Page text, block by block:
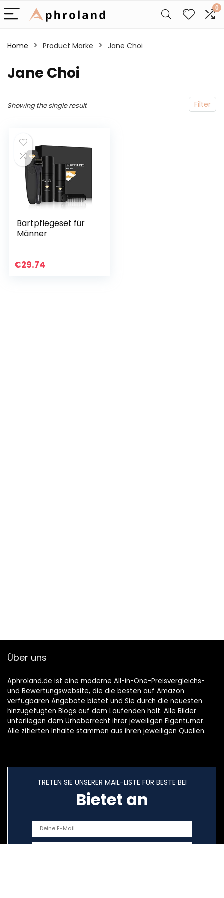
0
Home Product Marke ‎Jane Choi
‎Jane Choi
Filter
Showing the single result
Bartpflegeset für
Männer
€29.74
Über uns
Aphroland.de ist eine moderne All-in-One-Preisvergleichs-
und Bewertungswebsite, die die besten auf Amazon
verfügbaren Angebote bietet und Sie durch die neuesten
hinzugefügten Blogs auf dem Laufenden hält. Alle Bilder
unterliegen dem Urheberrecht ihrer jeweiligen Eigentümer.
Alle zitierten Inhalte stammen aus ihren jeweiligen Quellen.
TRETEN SIE UNSERER MAIL-LISTE FÜR BESTE BEI
Bietet an